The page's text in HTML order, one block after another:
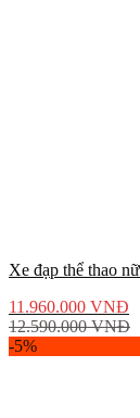
Xe đạp thể thao
11.960.000 VNĐ
12.590.000VNĐ
-5%